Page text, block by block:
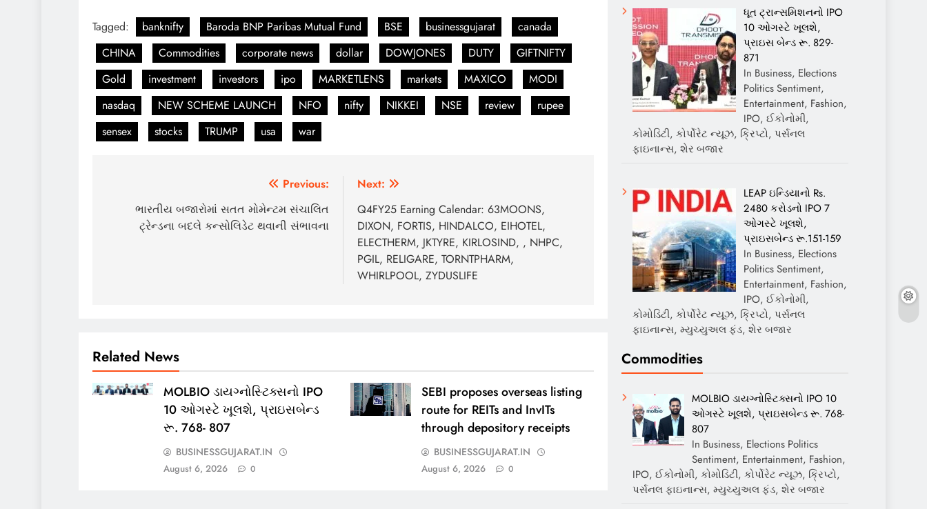
Tagged: banknifty Baroda BNP Paribas Mutual Fund BSE businessgujarat
canada
CHINA
Commodities corporate news dollar DOWJONES DUTY
GIFTNIFTY
Gold
investment investors ipo MARKETLENS markets MAXICO
MODI
nasdaq
NEW SCHEME LAUNCH NFO nifty NIKKEI NSE review
rupee
sensex
stocks TRUMP usa war
navigation
Previous:
ભારતીય બજારોમાં સતત મોમેન્ટમ સંચાલિત
ટ્રેન્ડના બદલે કન્સોલિડેટ થવાની સંભાવના
Next:
Q4FY25 Earning Calendar: 63MOONS,
DIXON, FORTIS, HINDALCO, EIHOTEL,
ELECTHERM, JKTYRE, KIRLOSIND, , NHPC,
PGIL, RELIGARE, TORNTPHARM,
WHIRLPOOL, ZYDUSLIFE
Related News
MOLBIO ડાયગ્નોસ્ટિક્સનો IPO
10 ઓગસ્ટે ખૂલશે, પ્રાઇસબેન્ડ
રૂ. 768- 807
BUSINESSGUJARAT.IN
August 6, 2026 0
SEBI proposes overseas listing
route for REITs and InvITs
through depository receipts
BUSINESSGUJARAT.IN
August 6, 2026 0
ધૂત ટ્રાન્સમિશનનો IPO
10 ઓગસ્ટે ખૂલશે,
પ્રાઇસ બેન્ડ રૂ. 829-
871
In Business, Elections
Politics Sentiment,
Entertainment, Fashion,
IPO, ઈકોનોમી,
કોમોડિટી, કોર્પોરેટ ન્યૂઝ, ક્રિપ્ટો, પર્સનલ
ફાઇનાન્સ, શેર બજાર
LEAP ઇન્ડિયાનો Rs.
2480 કરોડનો IPO 7
ઓગસ્ટે ખૂલશે,
પ્રાઇસબેન્ડ રૂ.151-159
In Business, Elections
Politics Sentiment,
Entertainment, Fashion,
IPO, ઈકોનોમી,
કોમોડિટી, કોર્પોરેટ ન્યૂઝ, ક્રિપ્ટો, પર્સનલ
ફાઇનાન્સ, મ્યુચ્યુઅલ ફંડ, શેર બજાર
Commodities
MOLBIO ડાયગ્નોસ્ટિક્સનો IPO 10
ઓગસ્ટે ખૂલશે, પ્રાઇસબેન્ડ રૂ. 768-
807
In Business, Elections Politics
Sentiment, Entertainment, Fashion,
IPO, ઈકોનોમી, કોમોડિટી, કોર્પોરેટ ન્યૂઝ, ક્રિપ્ટો,
પર્સનલ ફાઇનાન્સ, મ્યુચ્યુઅલ ફંડ, શેર બજાર